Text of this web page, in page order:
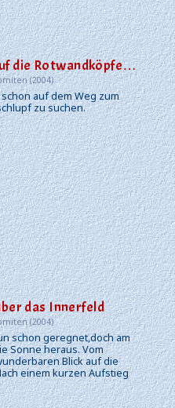
die Rotwandköpfe…
(2004)
auf dem Weg zum
zu suchen.
das Innerfeld
(2004)
schon geregnet,doch am
Sonne heraus. Vom
Blick auf die
einem kurzen Aufstieg